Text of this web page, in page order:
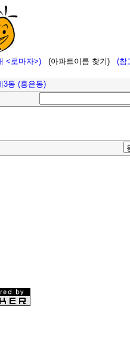
<로마자>) (아파트이름 찾기) (참
3동 (홍은동)